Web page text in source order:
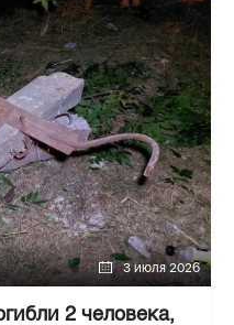
3 июля 2026
2 человека,